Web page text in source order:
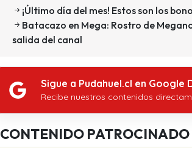
¡Último día del mes! Estos son los
Batacazo en Mega: Rostro de
salida del canal
Sigue a Pudahuel.cl en Google
Recibe nuestros contenidos
CONTENIDO PATROCINADO